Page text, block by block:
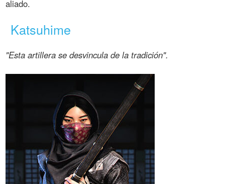
aliado.
Katsuhime
"Esta artillera se desvincula de la tradición".